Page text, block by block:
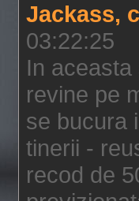
Jackass,
03:22:25
In
revine pe
se bucura
tinerii -
recod de